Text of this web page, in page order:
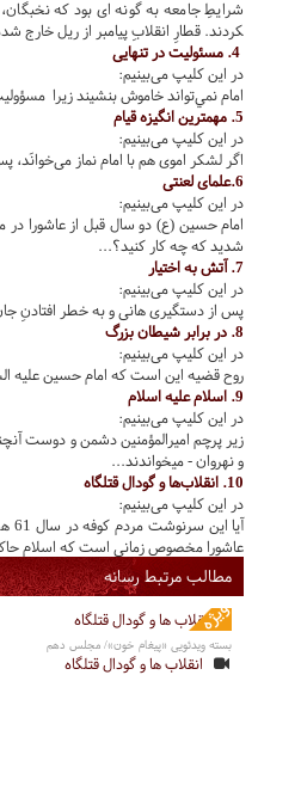
کردند. قطارِ انقلابِ پیامبر از ریل خارج
4. مسئولیت در تنهایی
در این کلیپ می‌بینیم:
امام نمي‌تواند خاموش بنشيند زیرا
5. مهمترین انگیزه قیام
در این کلیپ می‌بینیم:
اگر لشکر اموی هم با امام نماز
6.علمای لعنتی
در این کلیپ می‌بینیم:
امام حسین (ع) دو سال قبل از عاشورا
شدید که چه کار کنید؟...
7. آتش به اختیار
در این کلیپ می‌بینیم:
پس از دستگیری هانی و به خطر افتادنِ
8. در برابر شیطان بزرگ
در این کلیپ می‌بینیم:
روح قضیه این است که امام حسین علیه
9. اسلام علیه اسلام
در این کلیپ می‌بینیم:
زیر پرچم امیرالمؤمنین دشمن و دوست
و نهروان - میخواندند...
10. انقلاب‌ها و گودال قتلگاه
در این کلیپ می‌بینیم:
عاشورا مخصوص زمانی است که اسلام
مطالب مرتبط رسانه
بسته ویدئویی «پیغام خون»/ مجلس دهم
انقلاب ها و گودال قتلگاه